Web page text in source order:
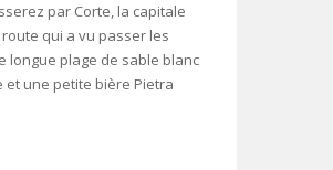
par Corte, la capitale
qui a vu passer les
longue plage de sable blanc
et une petite bière Pietra